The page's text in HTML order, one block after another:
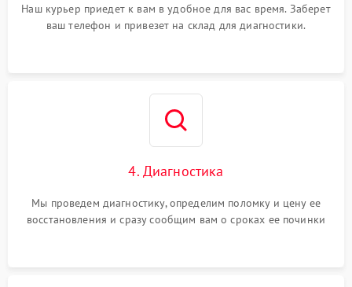
Наш курьер приедет к вам в удобное для вас время. Заберет
ваш телефон и привезет на склад для диагностики.
4. Диагностика
Мы проведем диагностику, определим поломку и цену ее
восстановления и сразу сообщим вам о сроках ее починки